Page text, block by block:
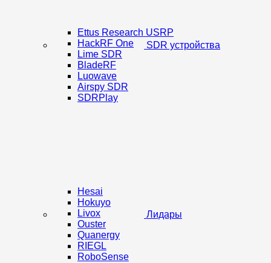
SDR устройства
Ettus Research USRP
HackRF One
Lime SDR
BladeRF
Luowave
Airspy SDR
SDRPlay
Лидары
Hesai
Hokuyo
Livox
Ouster
Quanergy
RIEGL
RoboSense